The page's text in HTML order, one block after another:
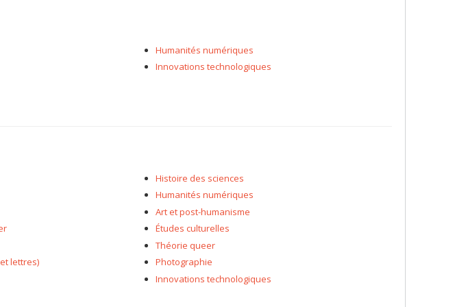
Humanités numériques
Innovations technologiques
(arts et lettres)
Histoire des sciences
Humanités numériques
Art et post-humanisme
Études culturelles
Théorie queer
Photographie
Innovations technologiques